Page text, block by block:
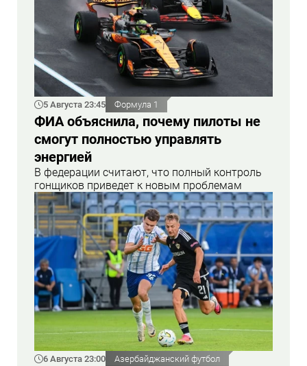
5 Августа 23:45 Формула 1
ФИА объяснила, почему пилоты не
смогут полностью управлять
энергией
В федерации считают, что полный контроль
гонщиков приведет к новым проблемам
6 Августа 23:00 Азербайджанский футбол